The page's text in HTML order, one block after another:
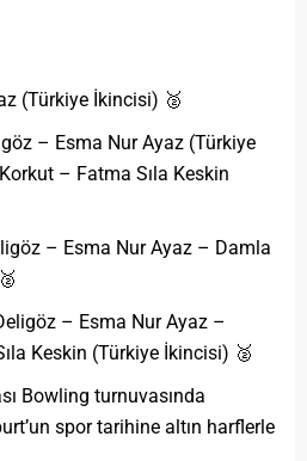
(Türkiye İkincisi) 🥈
– Esma Nur Ayaz (Türkiye
– Fatma Sıla Keskin
– Esma Nur Ayaz – Damla
– Esma Nur Ayaz –
Keskin (Türkiye İkincisi) 🥈
Bowling turnuvasında
spor tarihine altın harflerle